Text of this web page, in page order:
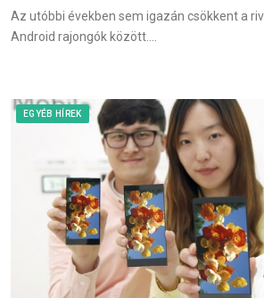
Az utóbbi években sem igazán csökkent a
Android rajongók között.…
EGYÉB HÍREK